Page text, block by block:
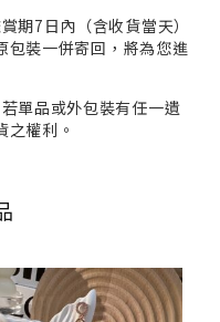
期7日內（含收貨當天）
包裝一併寄回，將為您進
單品或外包裝有任一遺
權利。